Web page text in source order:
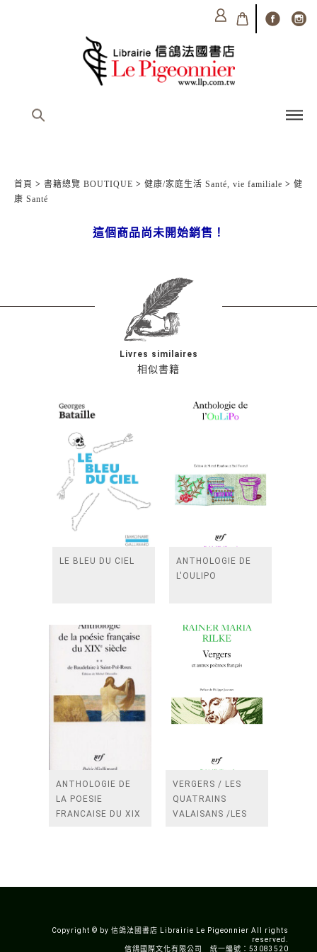
首頁 > 書籍總覽 BOUTIQUE > 健康/家庭生活 Santé, vie familiale > 健
康 Santé
這個商品尚未開始銷售！
相似書籍
Livres similaires
LE BLEU DU CIEL
ANTHOLOGIE DE
L'OULIPO
ANTHOLOGIE DE
LA POESIE
FRANCAISE DU XIX
VERGERS / LES
QUATRAINS
VALAISANS /LES
Copyright © by 信鴿法國書店 Librairie Le Pigeonnier All rights
reserved.
信鴿國際文化有限公司 統一編號：53083520